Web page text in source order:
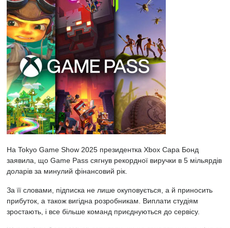
На Tokyo Game Show 2025 президентка Xbox Сара Бонд
заявила, що Game Pass сягнув рекордної виручки в 5 мільярдів
доларів за минулий фінансовий рік.
За її словами, підписка не лише окуповується, а й приносить
прибуток, а також вигідна розробникам. Виплати студіям
зростають, і все більше команд приєднуються до сервісу.